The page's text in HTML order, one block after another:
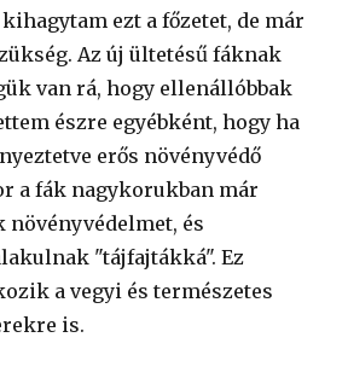
ezt a főzetet, de már
Az új ültetésű fáknak
van rá, hogy ellenállóbbak
észre egyébként, hogy ha
erős növényvédő
a fák nagykorukban már
növényvédelmet, és
"tájfajtákká". Ez
a vegyi és természetes
is.